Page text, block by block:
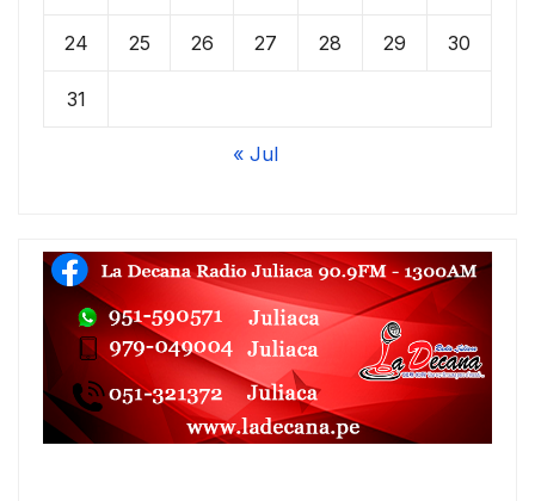
24 25 26 27 28 29 30
31
« Jul